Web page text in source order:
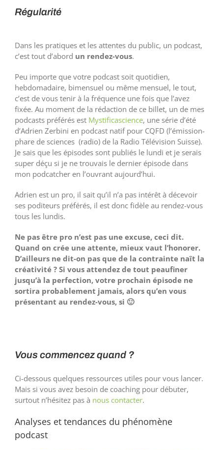
Régularité
Dans les pratiques et les attentes du public, un podcast,
c’est tout d’abord un rendez-vous.
Peu importe que votre podcast soit quotidien,
hebdomadaire, bimensuel ou même mensuel, le tout,
c’est de vous tenir à la fréquence une fois que l’avez
fixée. Au moment de la rédaction de ce billet, un de mes
podcasts préférés est Mystificascience, une série d’été
d’Adrien Zerbini en podcast natif pour CQFD (l’émission-
phare de sciences (radio) de la Radio Télévision Suisse).
Je sais que les épisodes sont publiés le lundi et je serais
super déçu si je ne trouvais le dernier épisode dans
mon podcatcher en l’ouvrant aujourd’hui.
Adrien est un pro, il sait qu’il n’a pas intérêt à décevoir
ses poditeurs préférés, il est donc fidèle au rendez-vous
tous les lundis.
Ne pas être pro n’est pas une excuse, ceci dit.
Quand on crée une attente, mieux vaut l’honorer.
D’ailleurs ne dit-on pas que de la contrainte naît la
créativité ? Si vous attendez de tout peaufiner
jusqu’à la perfection, votre prochain épisode ne
sortira probablement jamais, alors qu’en vous
présentant au rendez-vous, si 🙂
Vous commencez quand ?
Ci-dessous quelques ressources utiles pour vous lancer.
Mais si vous avez besoin de coaching pour débuter,
surtout n’hésitez pas à nous contacter.
Analyses et tendances du phénomène
podcast